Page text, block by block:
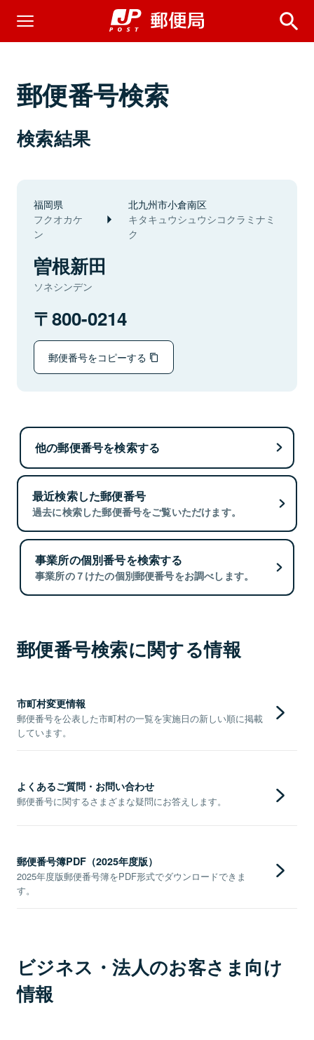
郵便番号検索
検索結果
福岡県
フクオカケ
ン
北九州市小倉南区
キタキュウシュウシコクラミナミ
ク
曽根新田
ソネシンデン
800-0214
郵便番号をコピーする
他の郵便番号を検索する
最近検索した郵便番号
過去に検索した郵便番号をご覧いただけます。
事業所の個別番号を検索する
事業所の７けたの個別郵便番号をお調べします。
郵便番号検索に関する情報
市町村変更情報
郵便番号を公表した市町村の一覧を実施日の新しい順に掲載
しています。
よくあるご質問・お問い合わせ
郵便番号に関するさまざまな疑問にお答えします。
郵便番号簿PDF（2025年度版）
2025年度版郵便番号簿をPDF形式でダウンロードできま
す。
ビジネス・法人のお客さま向け
情報